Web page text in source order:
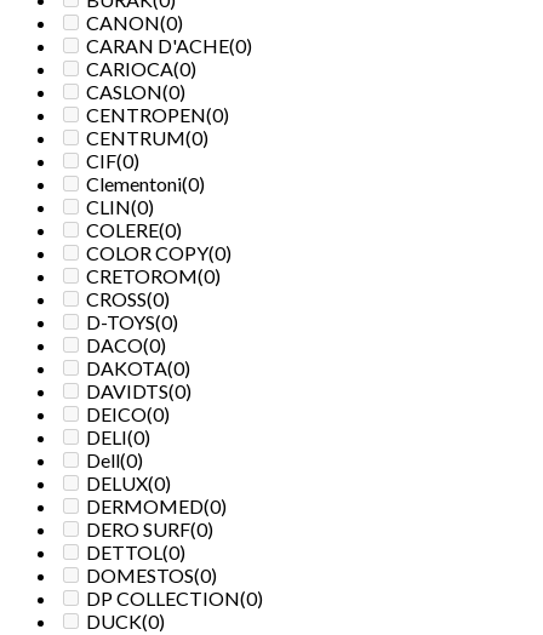
CANON(0)
CARAN D'ACHE(0)
CARIOCA(0)
CASLON(0)
CENTROPEN(0)
CENTRUM(0)
CIF(0)
Clementoni(0)
CLIN(0)
COLERE(0)
COLOR COPY(0)
CRETOROM(0)
CROSS(0)
D-TOYS(0)
DACO(0)
DAKOTA(0)
DAVIDTS(0)
DEICO(0)
DELI(0)
Dell(0)
DELUX(0)
DERMOMED(0)
DERO SURF(0)
DETTOL(0)
DOMESTOS(0)
DP COLLECTION(0)
DUCK(0)